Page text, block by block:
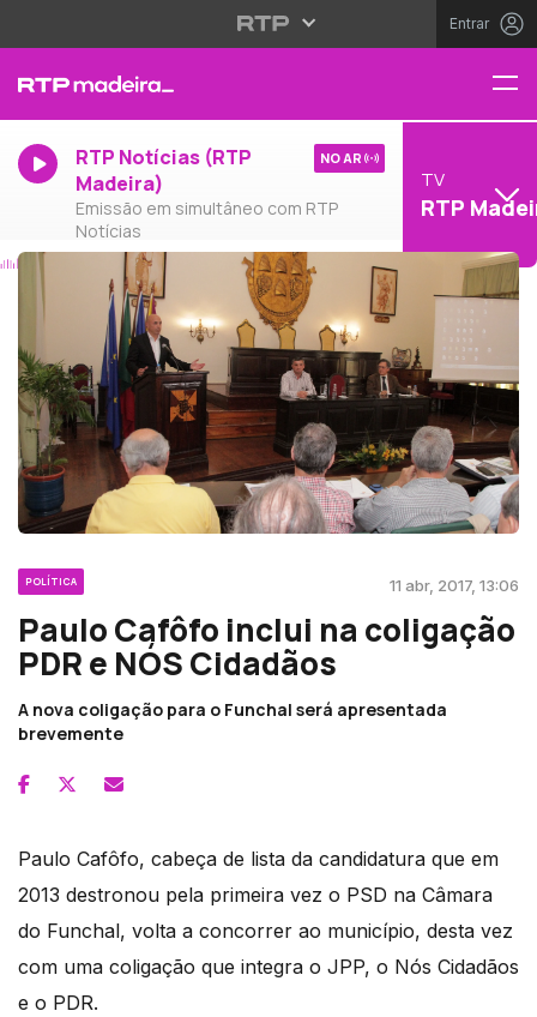
Entrar
RTP Notícias (RTP
Madeira)
Emissão em simultâneo com RTP
Notícias
NO AR
TV
RTP
POLÍTICA 11 abr, 2017, 13:06
Paulo Cafôfo inclui na coligação
PDR e NÓS Cidadãos
A nova coligação para o Funchal será apresentada
brevemente
Paulo Cafôfo, cabeça de lista da candidatura que em
2013 destronou pela primeira vez o PSD na Câmara
do Funchal, volta a concorrer ao município, desta vez
com uma coligação que integra o JPP, o Nós Cidadãos
e o PDR.